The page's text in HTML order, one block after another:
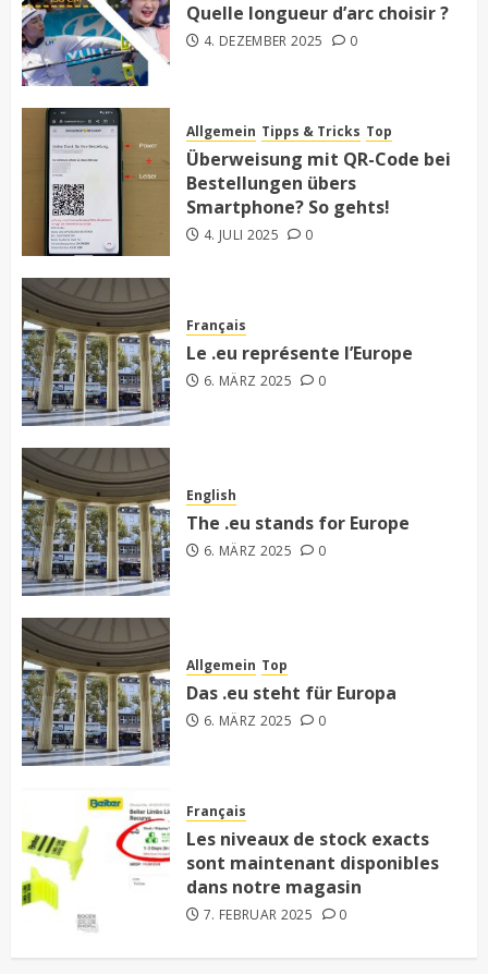
Quelle longueur d’arc choisir ?
4. DEZEMBER 2025 0
Allgemein Tipps & Tricks Top
Überweisung mit QR-Code bei
Bestellungen übers
Smartphone? So gehts!
4. JULI 2025 0
Français
Le .eu représente l’Europe
6. MÄRZ 2025 0
English
The .eu stands for Europe
6. MÄRZ 2025 0
Allgemein Top
Das .eu steht für Europa
6. MÄRZ 2025 0
Français
Les niveaux de stock exacts
sont maintenant disponibles
dans notre magasin
7. FEBRUAR 2025 0